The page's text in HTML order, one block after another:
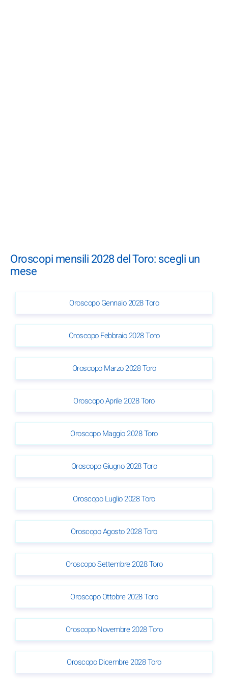
Oroscopi mensili 2028 del Toro: scegli un
mese
Oroscopo Gennaio 2028 Toro
Oroscopo Febbraio 2028 Toro
Oroscopo Marzo 2028 Toro
Oroscopo Aprile 2028 Toro
Oroscopo Maggio 2028 Toro
Oroscopo Giugno 2028 Toro
Oroscopo Luglio 2028 Toro
Oroscopo Agosto 2028 Toro
Oroscopo Settembre 2028 Toro
Oroscopo Ottobre 2028 Toro
Oroscopo Novembre 2028 Toro
Oroscopo Dicembre 2028 Toro